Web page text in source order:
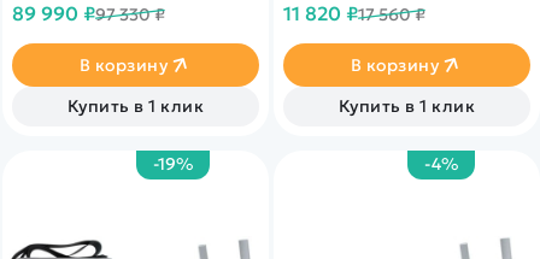
до 13км! 4k запись видео
смартфон
89 990 ₽97 330 ₽
В корзину
Купить в 1 клик
минут! GPS
барометр, 6-осевой
гироскоп. Headless Mode,
Follow me, управление
жестами, безопасный взлет
точку старта. Поставляется в
комплекте с сумкой.
11 820 ₽17 560 ₽
В корзину
Купить в 1 клик
-19% -4%